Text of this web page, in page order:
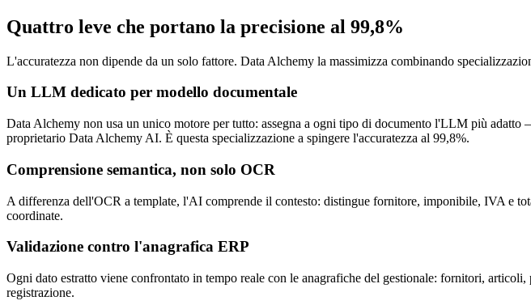
Quattro leve che portano la precisione al 99,8%
L'accuratezza non dipende da un solo fattore. Data Alchemy la massimizza combinando
Un LLM dedicato per modello documentale
Data Alchemy non usa un unico motore per tutto: assegna a ogni tipo di documento l'LLM più
proprietario Data Alchemy AI. È questa specializzazione a spingere l'accuratezza al 99,8%.
Comprensione semantica, non solo OCR
A differenza dell'OCR a template, l'AI comprende il contesto: distingue fornitore, imponibile, IVA e
coordinate.
Validazione contro l'anagrafica ERP
Ogni dato estratto viene confrontato in tempo reale con le anagrafiche del gestionale: fornitori,
registrazione.